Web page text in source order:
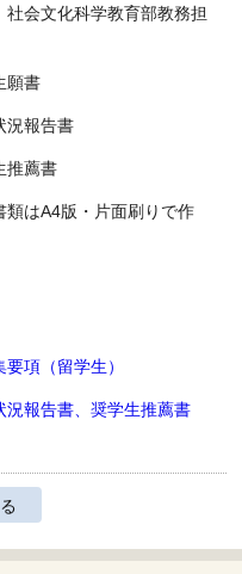
会文化科学教育部教務担
願書
書
薦書
片面刷りで作
項（留学生）
況報告書、奨学生推薦書